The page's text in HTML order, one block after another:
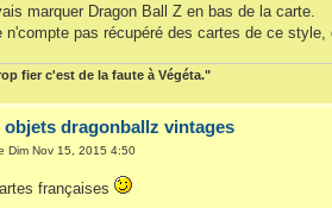
marquer Dragon Ball Z en bas de la carte.
n'compte pas récupéré des cartes de ce
fier c'est de la faute à Végéta."
dragonballz vintages
Dim Nov 15, 2015 4:50
françaises